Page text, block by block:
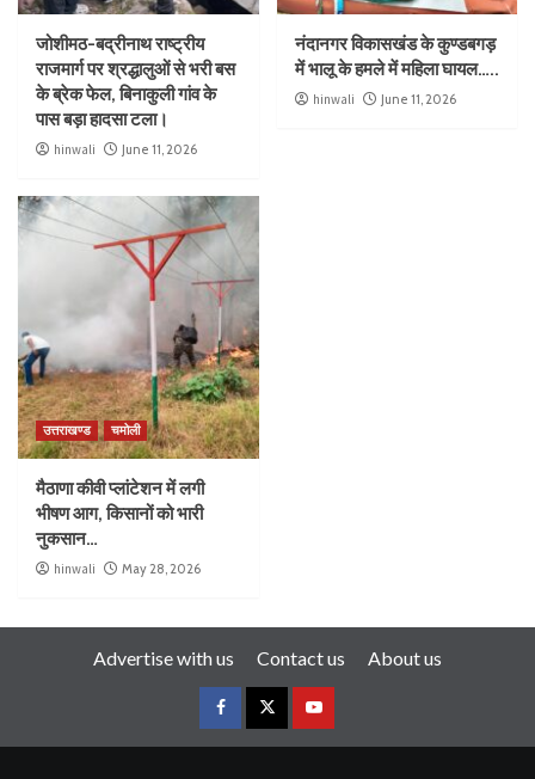
जोशीमठ-बद्रीनाथ राष्ट्रीय
राजमार्ग पर श्रद्धालुओं से भरी बस
के ब्रेक फेल, बिनाकुली गांव के
पास बड़ा हादसा टला।
hinwali June 11, 2026
नंदानगर विकासखंड के कुण्डबगड़
में भालू के हमले में महिला घायल…..
hinwali June 11, 2026
उत्तराखण्ड चमोली
मैठाणा कीवी प्लांटेशन में लगी
भीषण आग, किसानों को भारी
नुकसान…
hinwali May 28, 2026
Advertise with us Contact us About us